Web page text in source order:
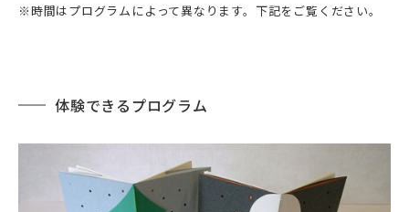
※時間はプログラムによって異なります。下記をご覧ください。
体験できるプログラム